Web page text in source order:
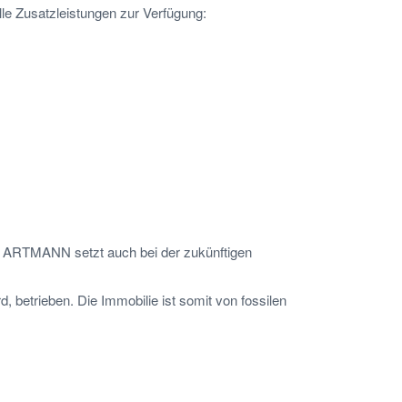
Zusatzleistungen zur Verfügung:
setzt auch bei der zukünftigen
betrieben. Die Immobilie ist somit von fossilen